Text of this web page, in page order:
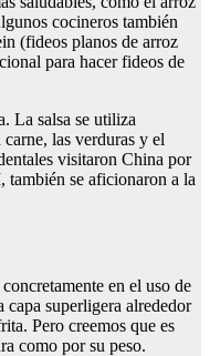
cocineros también
(fideos planos de arroz
para hacer fideos de
La salsa se utiliza
las verduras y el
visitaron China por
se aficionaron a la
en el uso de
capa superligera alrededor
Pero creemos que es
como por su peso.